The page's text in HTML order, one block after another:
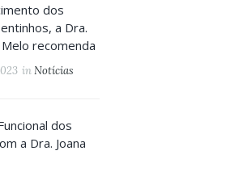
dos
a Dra.
Melo recomenda
inNotícias
dos
a Dra. Joana